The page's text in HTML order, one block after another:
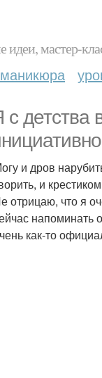
идеи, мастер-
с детства
и дров
и
отрицаю, что я
напоминать
как-то